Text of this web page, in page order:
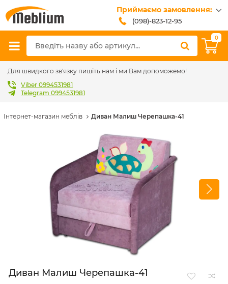
Приймаємо замовлення:
(098)-823-12-95
(099)-608-42-32
(093)-618-62-02
sales@meblium.com.ua
0
Для швидкого зв'язку пишіть нам і ми Вам допоможемо!
Viber 0994531981
Telegram 0994531981
Інтернет-магазин меблів Диван Малиш Черепашка-41
Диван Малиш Черепашка-41